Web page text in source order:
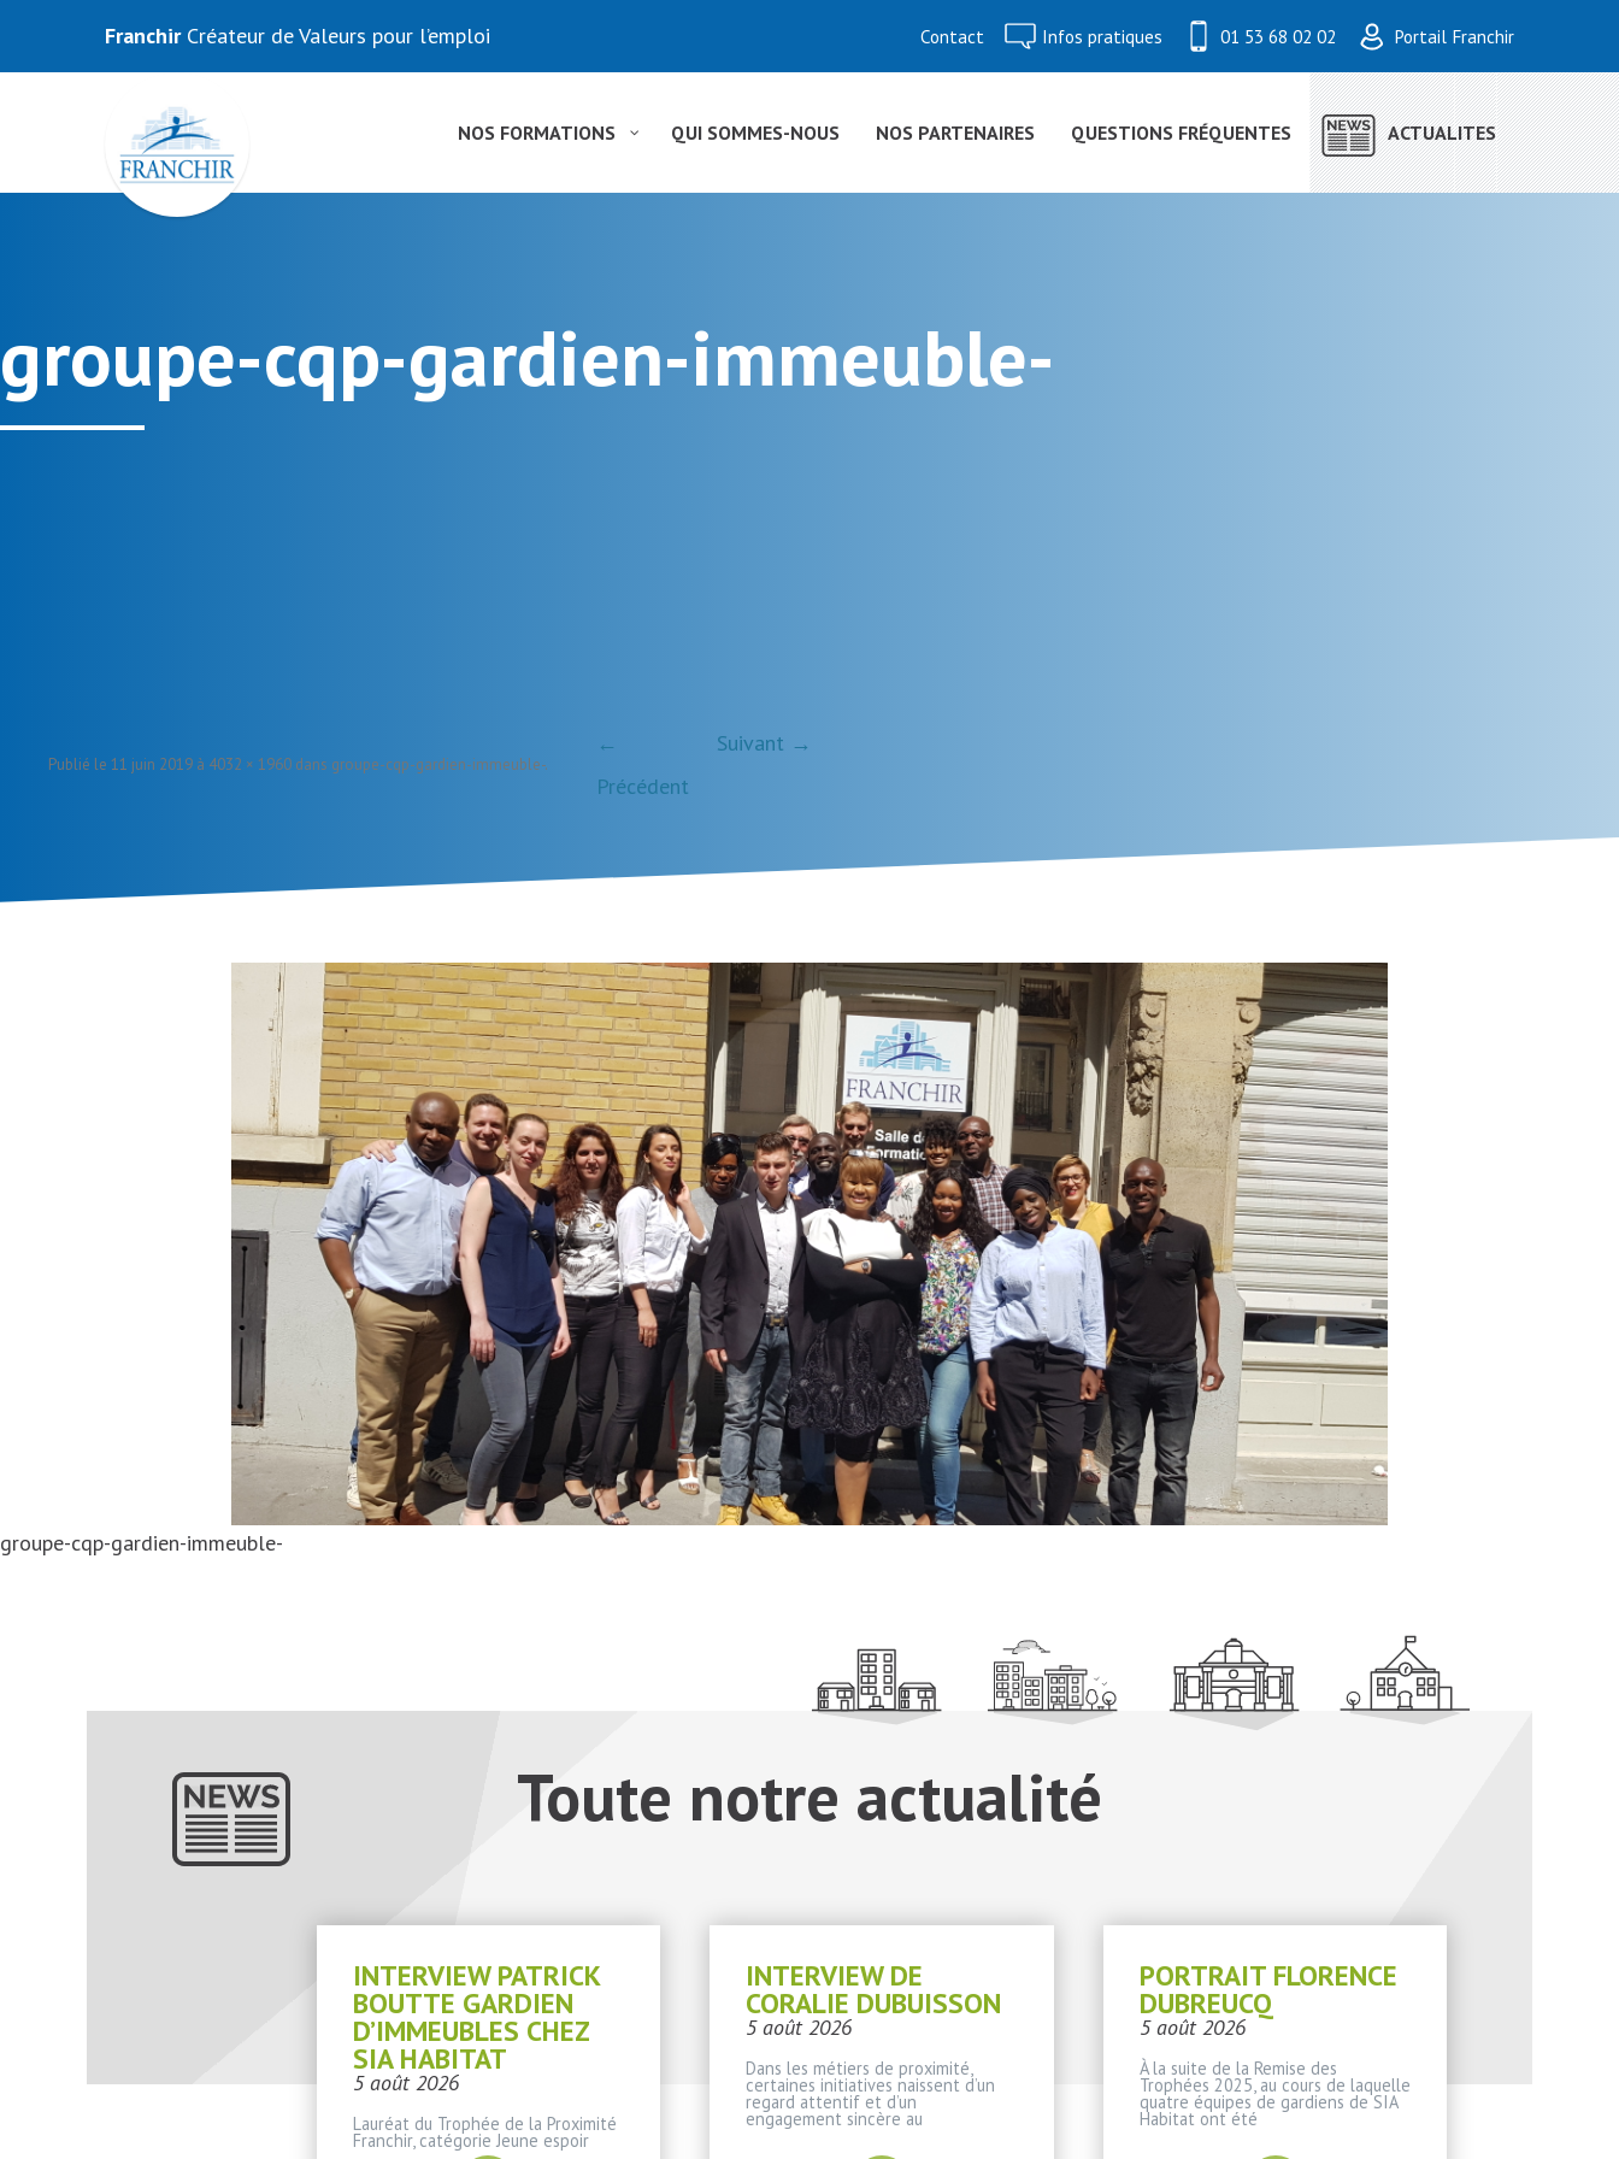
Franchir Créateur de Valeurs pour l’emploi Contact Infos pratiques 01 53 68 02 02 Portail Franchir
contenu
NOS FORMATIONS QUI SOMMES-NOUS NOS PARTENAIRES QUESTIONS FRÉQUENTES ACTUALITES
groupe-cqp-gardien-immeuble-
Publié le 11 juin 2019 à 4032 × 1960 dans groupe-cqp-gardien-immeuble-.
←
Précédent
Suivant →
groupe-cqp-gardien-immeuble-
Toute notre actualité
INTERVIEW PATRICK
BOUTTE GARDIEN
D’IMMEUBLES CHEZ
SIA HABITAT
5 août 2026
Lauréat du Trophée de la Proximité
Franchir, catégorie Jeune espoir
INTERVIEW DE
CORALIE DUBUISSON
5 août 2026
Dans les métiers de proximité,
certaines initiatives naissent d’un
regard attentif et d’un
engagement sincère au
PORTRAIT FLORENCE
DUBREUCQ
5 août 2026
À la suite de la Remise des
Trophées 2025, au cours de laquelle
quatre équipes de gardiens de SIA
Habitat ont été